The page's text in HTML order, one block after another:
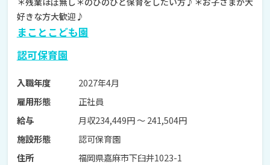
好きな方大歓迎♪
まことこども園
認可保育園
入職年度
2027年4月
雇用形態
正社員
給与
月収234,449円 〜 241,504円
施設形態
認可保育園
住所
福岡県嘉麻市下臼井1023-1